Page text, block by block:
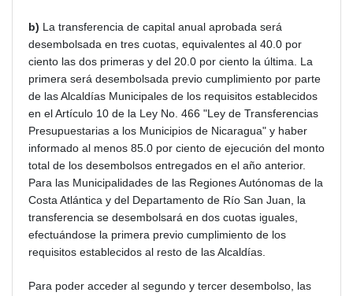
b) La transferencia de capital anual aprobada será
desembolsada en tres cuotas, equivalentes al 40.0 por
ciento las dos primeras y del 20.0 por ciento la última. La
primera será desembolsada previo cumplimiento por parte
de las Alcaldías Municipales de los requisitos establecidos
en el Artículo 10 de la Ley No. 466 "Ley de Transferencias
Presupuestarias a los Municipios de Nicaragua" y haber
informado al menos 85.0 por ciento de ejecución del monto
total de los desembolsos entregados en el año anterior.
Para las Municipalidades de las Regiones Autónomas de la
Costa Atlántica y del Departamento de Río San Juan, la
transferencia se desembolsará en dos cuotas iguales,
efectuándose la primera previo cumplimiento de los
requisitos establecidos al resto de las Alcaldías.
Para poder acceder al segundo y tercer desembolso, las